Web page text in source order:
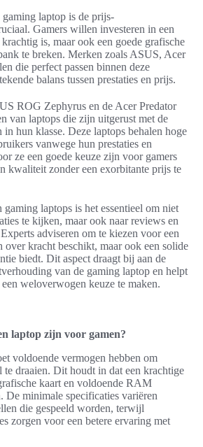
laptop is de prijs-
Gamers willen investeren in een
is, maar ook een goede grafische
te breken. Merken zoals ASUS, Acer
die perfect passen binnen deze
balans tussen prestaties en prijs.
ROG Zephyrus en de Acer Predator
van laptops die zijn uitgerust met de
in hun klasse. Deze laptops behalen hoge
vanwege hun prestaties en
ze een goede keuze zijn voor gamers
kwaliteit zonder een exorbitante prijs te
laptops is het essentieel om niet
te kijken, maar ook naar reviews en
adviseren om te kiezen voor een
over kracht beschikt, maar ook een solide
biedt. Dit aspect draagt bij aan de
van de gaming laptop en helpt
weloverwogen keuze te maken.
laptop zijn voor gamen?
voldoende vermogen hebben om
te draaien. Dit houdt in dat een krachtige
kaart en voldoende RAM
De minimale specificaties variëren
die gespeeld worden, terwijl
zorgen voor een betere ervaring met